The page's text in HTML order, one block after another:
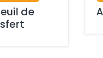
de